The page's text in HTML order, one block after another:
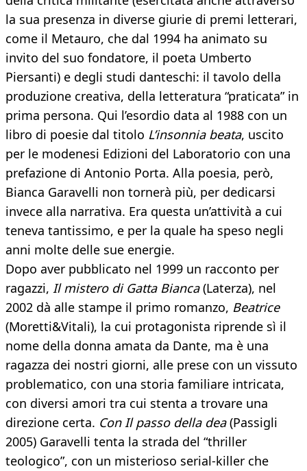
la sua presenza in diverse giurie di premi letterari,
come il Metauro, che dal 1994 ha animato su
invito del suo fondatore, il poeta Umberto
Piersanti) e degli studi danteschi: il tavolo della
produzione creativa, della letteratura “praticata” in
prima persona. Qui l’esordio data al 1988 con un
libro di poesie dal titolo L’insonnia beata, uscito
per le modenesi Edizioni del Laboratorio con una
prefazione di Antonio Porta. Alla poesia, però,
Bianca Garavelli non tornerà più, per dedicarsi
invece alla narrativa. Era questa un’attività a cui
teneva tantissimo, e per la quale ha speso negli
anni molte delle sue energie.
Dopo aver pubblicato nel 1999 un racconto per
ragazzi, Il mistero di Gatta Bianca(Laterza), nel
2002 dà alle stampe il primo romanzo, Beatrice
(Moretti&Vitali), la cui protagonista riprende sì il
nome della donna amata da Dante, ma è una
ragazza dei nostri giorni, alle prese con un vissuto
problematico, con una storia familiare intricata,
con diversi amori tra cui stenta a trovare una
direzione certa. Con Il passo della dea(Passigli
2005) Garavelli tenta la strada del “thriller
teologico”, con un misterioso serial-killer che